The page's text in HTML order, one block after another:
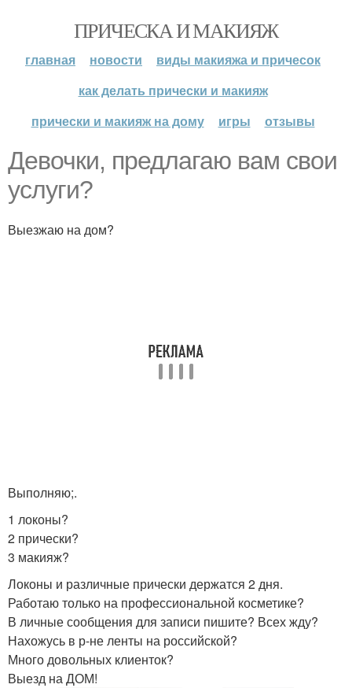
ПРИЧЕСКА И МАКИЯЖ
главная новости
виды макияжа и причесок
как делать прически и макияж
прически и макияж на дому
игры отзывы
Девочки, предлагаю вам свои
услуги?
Выезжаю на дом?
Выполняю;.
1 локоны?
2 прически?
3 макияж?
Локоны и различные прически держатся 2 дня.
Работаю только на профессиональной косметике?
В личные сообщения для записи пишите? Всех жду?
Нахожусь в р-не ленты на российской?
Много довольных клиенток?
Выезд на ДОМ!